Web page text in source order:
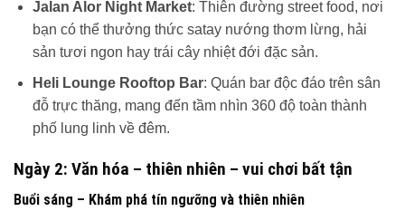
Jalan Alor Night Market: Thiên đường street food, nơi
bạn có thể thưởng thức satay nướng thơm lừng, hải
sản tươi ngon hay trái cây nhiệt đới đặc sản.
Heli Lounge Rooftop Bar: Quán bar độc đáo trên sân
đỗ trực thăng, mang đến tầm nhìn 360 độ toàn thành
phố lung linh về đêm.
Ngày 2: Văn hóa – thiên nhiên – vui chơi bất tận
Buổi sáng – Khám phá tín ngưỡng và thiên nhiên